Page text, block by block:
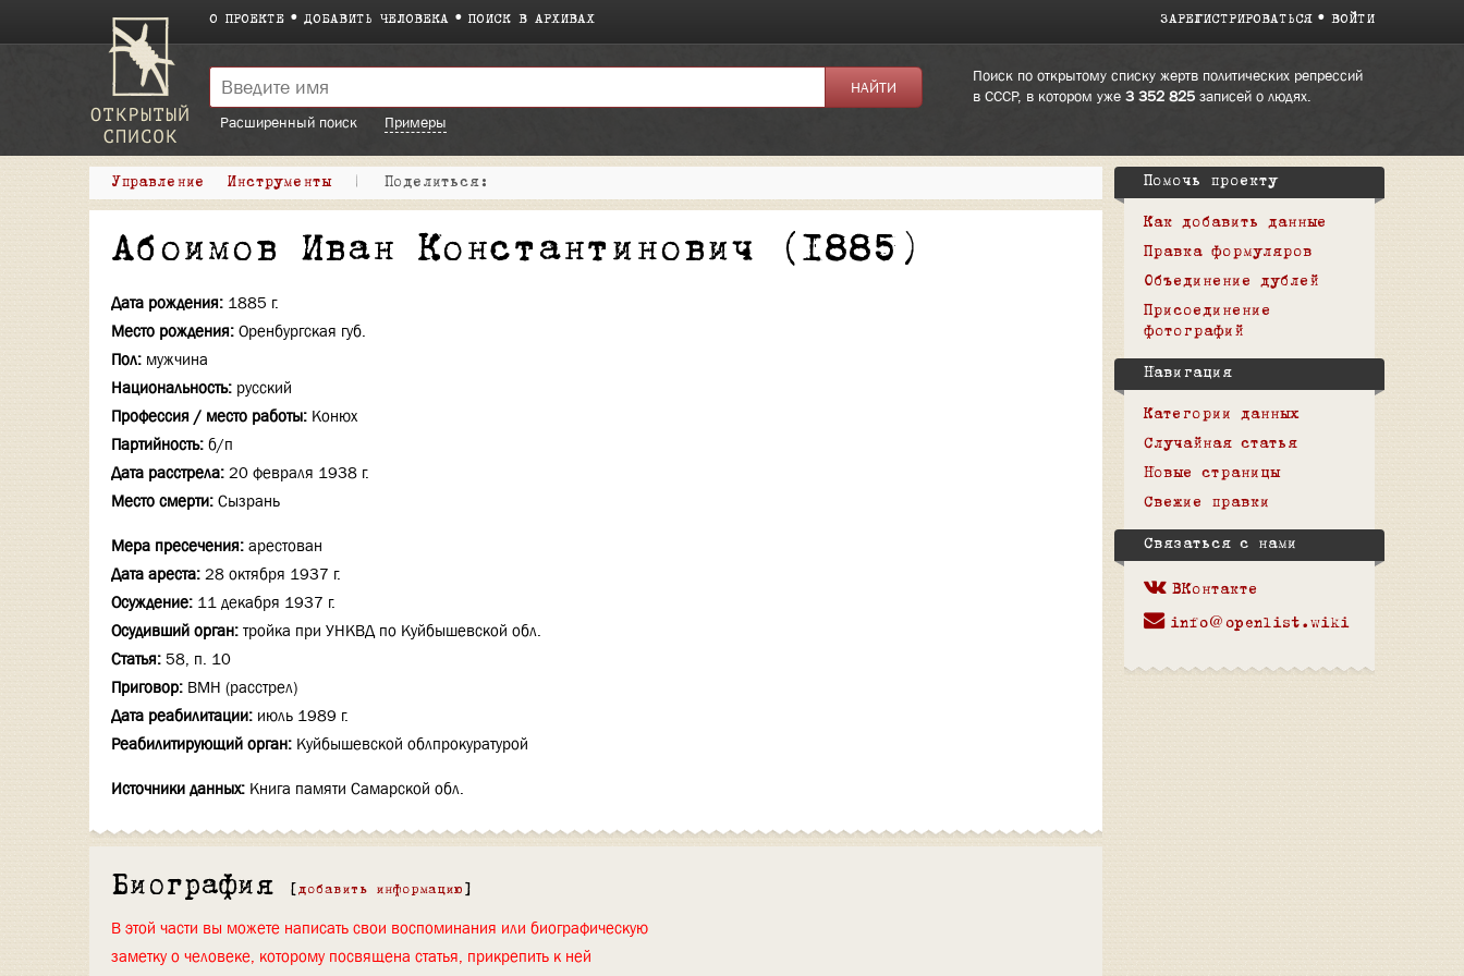
О ПРОЕКТЕ ДОБАВИТЬ ЧЕЛОВЕКА ПОИСК В АРХИВАХ ЗАРЕГИСТРИРОВАТЬСЯ ВОЙТИ
Поиск по открытому списку жертв политических репрессий
в СССР, в котором уже 3 352 825записей о людях.
Расширенный поиск
Примеры
Управление Инструменты | Поделиться:
Абоимов Иван Константинович (1885)
Дата рождения: 1885 г.
Место рождения: Оренбургская губ.
Пол: мужчина
Национальность: русский
Профессия / место работы: Конюх
Партийность: б/п
Дата расстрела: 20 февраля 1938 г.
Место смерти: Сызрань
Мера пресечения: арестован
Дата ареста: 28 октября 1937 г.
Осуждение: 11 декабря 1937 г.
Осудивший орган: тройка при УНКВД по Куйбышевской обл.
Статья: 58, п. 10
Приговор: ВМН (расстрел)
Дата реабилитации: июль 1989 г.
Реабилитирующий орган: Куйбышевской облпрокуратурой
Источники данных: Книга памяти Самарской обл.
Биография [ добавить информацию ]
В этой части вы можете написать свои воспоминания или биографическую
заметку о человеке, которому посвящена статья, прикрепить к ней
Помочь проекту
Как добавить данные
Правка формуляров
Объединение дублей
Присоединение
фотографий
Навигация
Категории данных
Случайная статья
Новые страницы
Свежие правки
Связаться с нами
ВКонтакте
info@openlist.wiki